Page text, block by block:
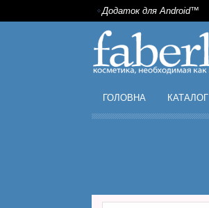
Додаток для Android™
ГОЛОВНА КАТАЛОГ